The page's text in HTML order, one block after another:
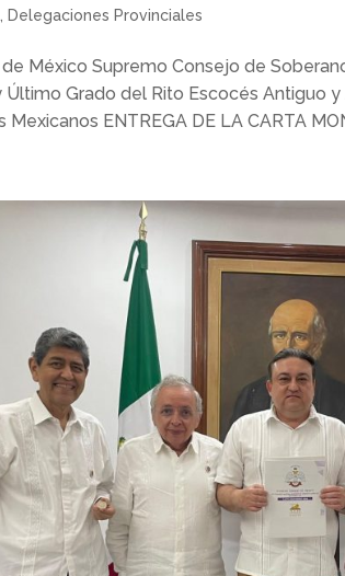
Delegaciones Provinciales
México Supremo Consejo de
Último Grado del Rito Escocés Antiguo
ENTREGA DE LA CARTA